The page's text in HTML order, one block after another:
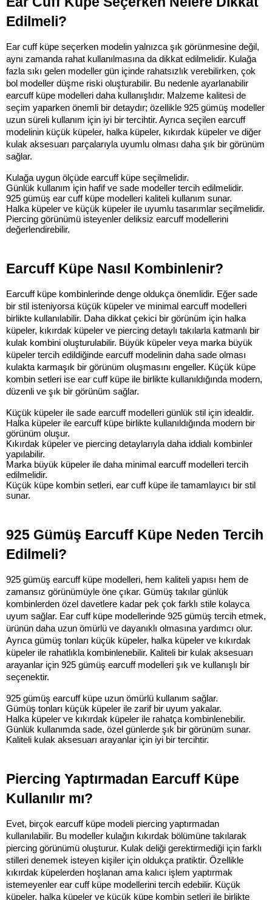
Edilmeli?
Ear cuff küpe seçerken modelin yalnızca şık görünmesine değil,
aynı zamanda rahat kullanılmasına da dikkat edilmelidir. Kulağa
fazla sıkı gelen modeller gün içinde rahatsızlık verebilirken, çok
bol modeller düşme riski oluşturabilir. Bu nedenle ayarlanabilir
earcuff küpe modelleri daha kullanışlıdır. Malzeme kalitesi de
seçim yaparken önemli bir detaydır; özellikle 925 gümüş modeller
uzun süreli kullanım için iyi bir tercihtir. Ayrıca seçilen earcuff
modelinin küçük küpeler, halka küpeler, kıkırdak küpeler ve diğer
kulak aksesuarı parçalarıyla uyumlu olması daha şık bir görünüm
sağlar.
Kulağa uygun ölçüde earcuff küpe seçilmelidir.
Günlük kullanım için hafif ve sade modeller tercih edilmelidir.
925 gümüş ear cuff küpe modelleri kaliteli kullanım sunar.
Halka küpeler ve küçük küpeler ile uyumlu tasarımlar seçilmelidir.
Piercing görünümü isteyenler deliksiz earcuff modellerini
değerlendirebilir.
Earcuff Küpe Nasıl Kombinlenir?
Earcuff küpe kombinlerinde denge oldukça önemlidir. Eğer sade
bir stil isteniyorsa küçük küpeler ve minimal earcuff modelleri
birlikte kullanılabilir. Daha dikkat çekici bir görünüm için halka
küpeler, kıkırdak küpeler ve piercing detaylı takılarla katmanlı bir
kulak kombini oluşturulabilir. Büyük küpeler veya marka büyük
küpeler tercih edildiğinde earcuff modelinin daha sade olması
kulakta karmaşık bir görünüm oluşmasını engeller. Küçük küpe
kombin setleri ise ear cuff küpe ile birlikte kullanıldığında modern,
düzenli ve şık bir görünüm sağlar.
Küçük küpeler ile sade earcuff modelleri günlük stil için idealdir.
Halka küpeler ile earcuff küpe birlikte kullanıldığında modern bir
görünüm oluşur.
Kıkırdak küpeler ve piercing detaylarıyla daha iddialı kombinler
yapılabilir.
Marka büyük küpeler ile daha minimal earcuff modelleri tercih
edilmelidir.
Küçük küpe kombin setleri, ear cuff küpe ile tamamlayıcı bir stil
sunar.
925 Gümüş Earcuff Küpe Neden Tercih
Edilmeli?
925 gümüş earcuff küpe modelleri, hem kaliteli yapısı hem de
zamansız görünümüyle öne çıkar. Gümüş takılar günlük
kombinlerden özel davetlere kadar pek çok farklı stile kolayca
uyum sağlar. Ear cuff küpe modellerinde 925 gümüş tercih etmek,
ürünün daha uzun ömürlü ve dayanıklı olmasına yardımcı olur.
Ayrıca gümüş tonları küçük küpeler, halka küpeler ve kıkırdak
küpeler ile rahatlıkla kombinlenebilir. Kaliteli bir kulak aksesuarı
arayanlar için 925 gümüş earcuff modelleri şık ve kullanışlı bir
seçenektir.
925 gümüş earcuff küpe uzun ömürlü kullanım sağlar.
Gümüş tonları küçük küpeler ile zarif bir uyum yakalar.
Halka küpeler ve kıkırdak küpeler ile rahatça kombinlenebilir.
Günlük kullanımda sade, özel günlerde şık bir görünüm sunar.
Kaliteli kulak aksesuarı arayanlar için iyi bir tercihtir.
Piercing Yaptırmadan Earcuff Küpe
Kullanılır mı?
Evet, birçok earcuff küpe modeli piercing yaptırmadan
kullanılabilir. Bu modeller kulağın kıkırdak bölümüne takılarak
piercing görünümü oluşturur. Kulak deliği gerektirmediği için farklı
stilleri denemek isteyen kişiler için oldukça pratiktir. Özellikle
kıkırdak küpelerden hoşlanan ama kalıcı işlem yaptırmak
istemeyenler ear cuff küpe modellerini tercih edebilir. Küçük
küpeler, halka küpeler ve küçük küpe kombin setleri ile birlikte